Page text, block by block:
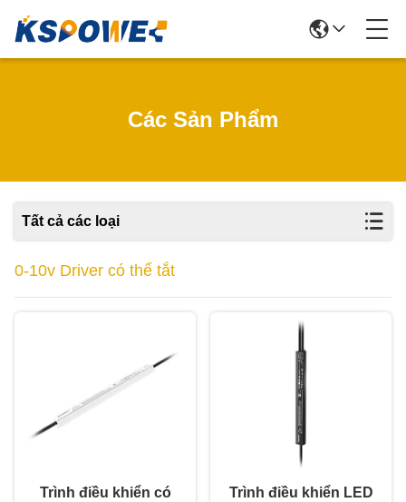
Các Sản Phẩm
Tất cả các loại
0-10v Driver có thể tắt
Trình điều khiển có
Trình điều khiển LED